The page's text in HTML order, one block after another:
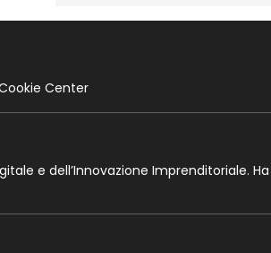
Center
e dell’Innovazione Imprenditoriale.